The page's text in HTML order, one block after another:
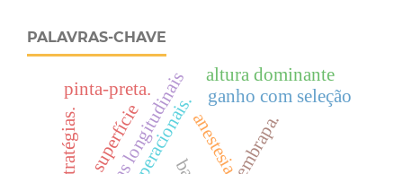
PALAVRAS-CHAVE
ondas longitudinaisanestesia
pinta-preta. ganho com seleção
embrapa.
altura dominante
estratégias.